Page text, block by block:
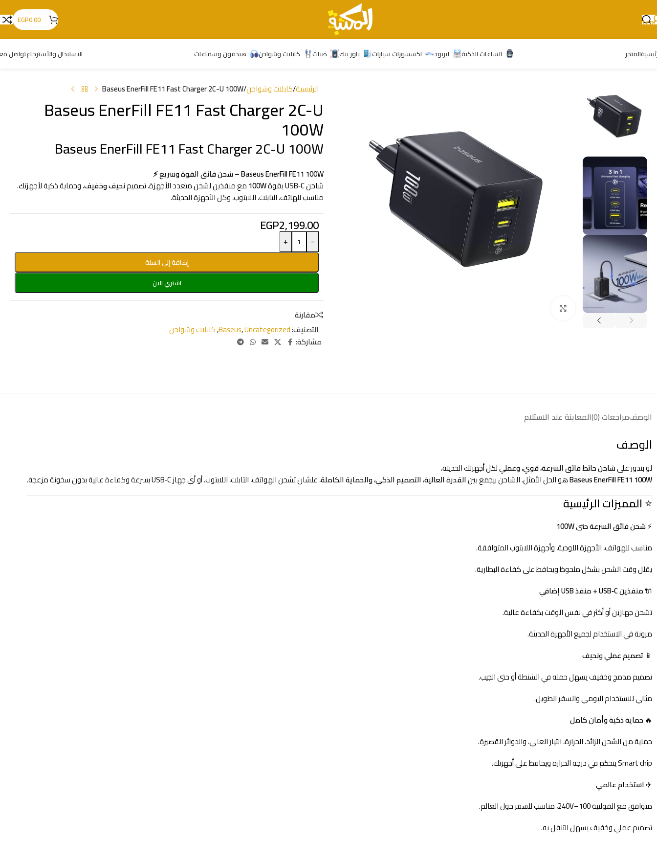
Skip to main content
EGP0.00
المتجر الساعات الذكية ايربود اكسسورات سيارات باور بنك صبات كابلات وشواحن هيدفون وسماعات الاستبدال والأسترجاعتواصل
الرئيسية/كابلات وشواحن/
Baseus EnerFill FE11 Fast Charger 2C-U 100W
Baseus EnerFill FE11 Fast Charger 2C-U
100W
Baseus EnerFill FE11 Fast Charger 2C-U 100W
Baseus EnerFill FE11 100W – شحن فائق القوة وسريع ⚡
شاحن USB‑C بقوة
100Wمع منفذين لشحن متعدد الأجهزة، تصميمنحيف وخفيف، وحماية ذكية لأجهزتك.
مناسب للهاتف، التابلت، اللابتوب، وكل الأجهزة الحديثة.
EGP2,199.00
-
+
إضافة إلى السلة
اشتري الان
مقارنة
التصنيف:
Baseus,Uncategorized
,كابلات وشواحن
مشاركة:
الوصفمراجعات (0) المعاينة عند الاستلام
الوصف
لو بتدور علىشاحن حائط فائق السرعة، قوي، وعمليلكل أجهزتك الحديثة،
Baseus EnerFill FE11 100Wهو الحل الأمثل. الشاحن بيجمع بينالقدرة العالية، التصميم الذكي، والحماية الكاملة، علشان تشحن الهواتف، التابلت، اللابتوب، أو أي جهاز USB‑C بسرعة وكفاءة عالية بدون سخونة مزعجة.
⭐المميزات الرئيسية
⚡شحن فائق السرعة حتى 100W
مناسب للهواتف، الأجهزة اللوحية، وأجهزة اللابتوب المتوافقة.
يقلل وقت الشحن بشكل ملحوظ ويحافظ على كفاءة البطارية.
🔌منفذين USB‑C + منفذ USB إضافي
تشحن جهازين أو أكثر في نفس الوقت بكفاءة عالية.
مرونة في الاستخدام لجميع الأجهزة الحديثة.
📱 تصميم عملي ونحيف
تصميم مدمج وخفيف يسهل حمله في الشنطة أو حتى الجيب.
مثالي للاستخدام اليومي والسفر الطويل.
🔥حماية ذكية وأمان كامل
حماية من الشحن الزائد، الحرارة، التيار العالي، والدوائر القصيرة.
Smart chip يتحكم في درجة الحرارة ويحافظ على أجهزتك.
✈️استخدام عالمي
متوافق مع الفولتية 100–240V، مناسب للسفر حول العالم.
تصميم عملي وخفيف يسهل التنقل به.